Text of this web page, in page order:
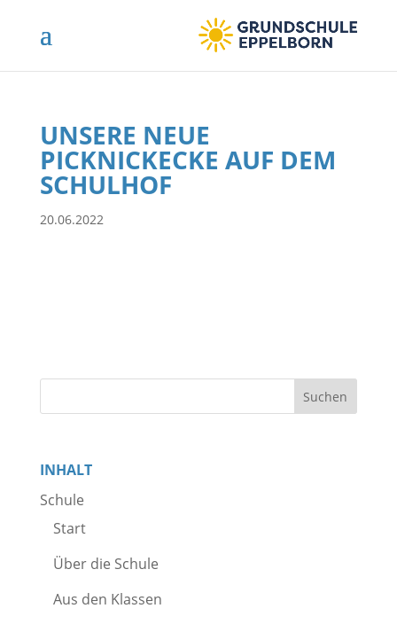
UNSERE NEUE
PICKNICKECKE AUF DEM
SCHULHOF
20.06.2022
INHALT
Schule
Start
Über die Schule
Aus den Klassen